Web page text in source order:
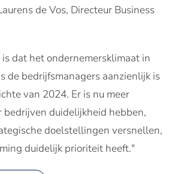
de Vos, Directeur Business
is dat het ondernemersklimaat in
de bedrijfsmanagers aanzienlijk is
van 2024. Er is nu meer
bedrijven duidelijkheid hebben,
doelstellingen versnellen,
duidelijk prioriteit heeft."